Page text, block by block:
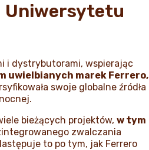
Uniwersytetu
i dystrybutorami, wspierając
uwielbianych marek Ferrero,
swoje globalne źródła
bieżących projektów,w tym
zwalczania
to po tym, jak Ferrero